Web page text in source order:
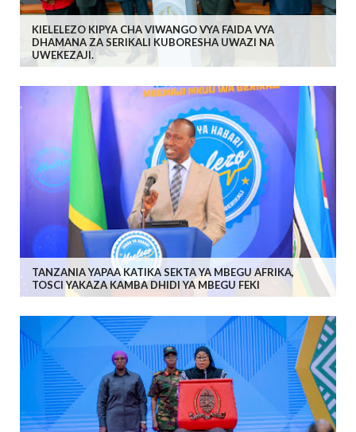
KIELELEZO KIPYA CHA VIWANGO VYA FAIDA VYA
DHAMANA ZA SERIKALI KUBORESHA UWAZI NA
UWEKEZAJI.
TANZANIA YAPAA KATIKA SEKTA YA MBEGU AFRIKA,
TOSCI YAKAZA KAMBA DHIDI YA MBEGU FEKI